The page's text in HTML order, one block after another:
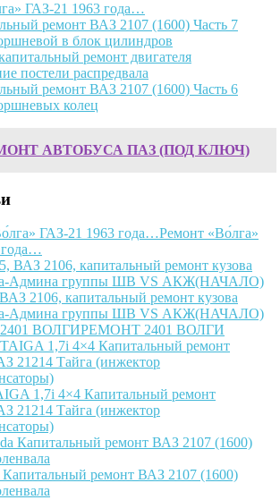
ГАЗ-21 1963 года…
ремонт ВАЗ 2107 (1600) Часть 7
в блок цилиндров
ремонт двигателя
постели распредвала
ремонт ВАЗ 2107 (1600) Часть 6
колец
АВТОБУСА ПАЗ (ПОД КЛЮЧ)
Ремонт «Во́лга»
2106, капитальный ремонт кузова
Админа группы ШВ VS АКЖ(НАЧАЛО)
РЕМОНТ 2401 ВОЛГИ
1,7i 4×4 Капитальный ремонт
21214 Тайга (инжектор
Капитальный ремонт ВАЗ 2107 (1600)